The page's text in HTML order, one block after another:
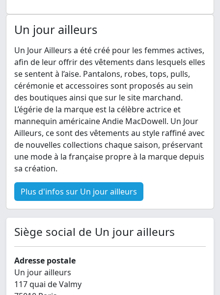
Un jour ailleurs
Un Jour Ailleurs a été créé pour les femmes actives,
afin de leur offrir des vêtements dans lesquels elles
se sentent à l’aise. Pantalons, robes, tops, pulls,
cérémonie et accessoires sont proposés au sein
des boutiques ainsi que sur le site marchand.
L’égérie de la marque est la célèbre actrice et
mannequin américaine Andie MacDowell. Un Jour
Ailleurs, ce sont des vêtements au style raffiné avec
de nouvelles collections chaque saison, préservant
une mode à la française propre à la marque depuis
sa création.
Plus d'infos sur Un jour ailleurs
Siège social de Un jour ailleurs
Adresse postale
Un jour ailleurs
117 quai de Valmy